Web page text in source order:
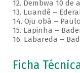
12. Dembwa 10
13. Luandê –
14. Oju obá –
15. Lapinha –
16. Labareda –
Ficha